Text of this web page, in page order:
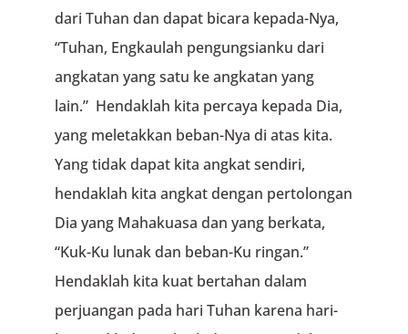
dari Tuhan dan dapat bicara kepada-Nya,
“Tuhan, Engkaulah pengungsianku dari
angkatan yang satu ke angkatan yang
lain.” Hendaklah kita percaya kepada Dia,
yang meletakkan beban-Nya di atas kita.
Yang tidak dapat kita angkat sendiri,
hendaklah kita angkat dengan pertolongan
Dia yang Mahakuasa dan yang berkata,
“Kuk-Ku lunak dan beban-Ku ringan.”
Hendaklah kita kuat bertahan dalam
perjuangan pada hari Tuhan karena hari-